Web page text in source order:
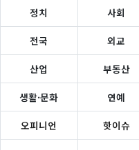
정치 사회
전국 외교
산업 부동산
생활·문화 연예
오피니언 핫이슈